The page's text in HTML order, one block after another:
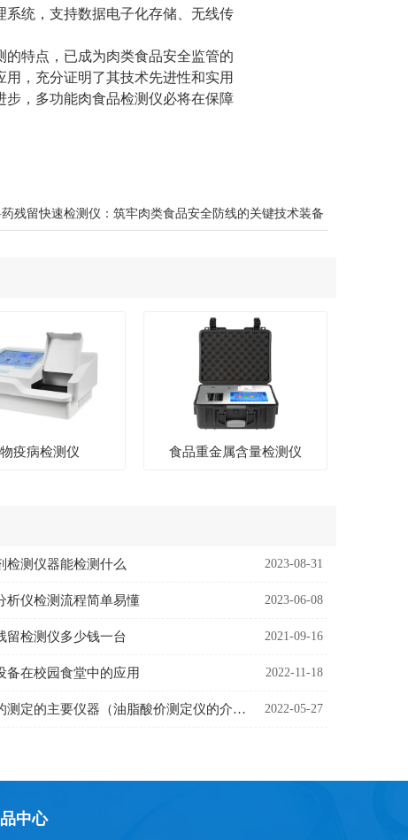
统，支持数据电子化存储、无线传
特点，已成为肉类食品安全监管的
，充分证明了其技术先进性和实用
，多功能肉食品检测仪必将在保障
残留快速检测仪：筑牢肉类食品安全防线的关键技术装备​
疫病检测仪 食品重金属含量检测仪
检测仪器能检测什么 2023-08-31
析仪检测流程简单易懂 2023-06-08
留检测仪多少钱一台 2021-09-16
备在校园食堂中的应用 2022-11-18
油脂酸价的测定的主要仪器（油脂酸价测定仪的介绍） 2022-05-27
中心